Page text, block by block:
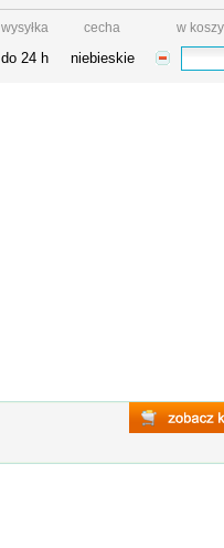
wysyłka cecha w
do 24 h niebieskie